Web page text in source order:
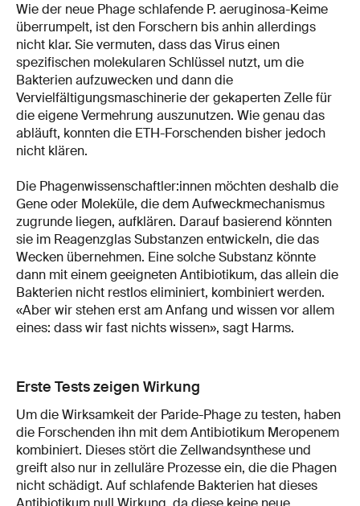
Wie der neue Phage schlafende P. aeruginosa-Keime
überrumpelt, ist den Forschern bis anhin allerdings
nicht klar. Sie vermuten, dass das Virus einen
spezifischen molekularen Schlüssel nutzt, um die
Bakterien aufzuwecken und dann die
Vervielfältigungsmaschinerie der gekaperten Zelle für
die eigene Vermehrung auszunutzen. Wie genau das
abläuft, konnten die ETH-Forschenden bisher jedoch
nicht klären.
Die Phagenwissenschaftler:innen möchten deshalb die
Gene oder Moleküle, die dem Aufweckmechanismus
zugrunde liegen, aufklären. Darauf basierend könnten
sie im Reagenzglas Substanzen entwickeln, die das
Wecken übernehmen. Eine solche Substanz könnte
dann mit einem geeigneten Antibiotikum, das allein die
Bakterien nicht restlos eliminiert, kombiniert werden.
«Aber wir stehen erst am Anfang und wissen vor allem
eines: dass wir fast nichts wissen», sagt Harms.
Erste Tests zeigen Wirkung
Um die Wirksamkeit der Paride-Phage zu testen, haben
die Forschenden ihn mit dem Antibiotikum Meropenem
kombiniert. Dieses stört die Zellwandsynthese und
greift also nur in zelluläre Prozesse ein, die die Phagen
nicht schädigt. Auf schlafende Bakterien hat dieses